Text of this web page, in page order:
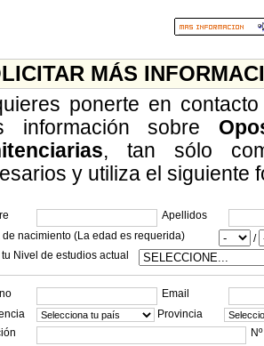
MÁS
ponerte en
información sobre
, tan sólo
y utiliza el siguiente
Apellidos
de nacimiento (La edad es requerida)
/
tu Nivel de estudios actual
Email
Provincia
Nº